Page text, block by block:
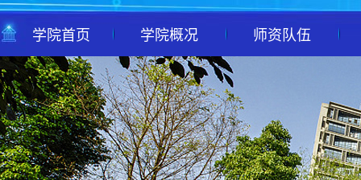
学院首页 学院概况 师资队伍